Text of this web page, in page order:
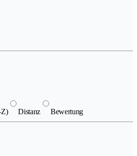
Distanz Bewertung